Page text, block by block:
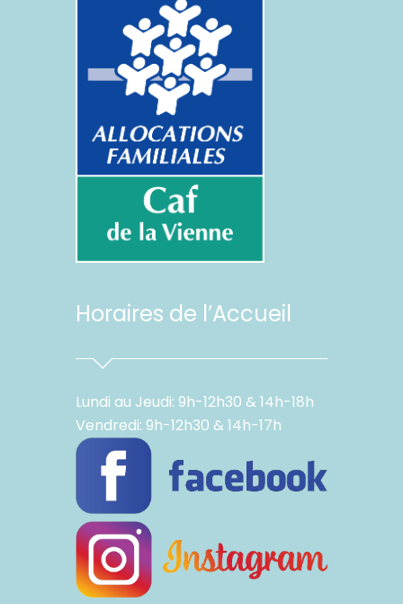
Horaires de l’Accueil
Lundi au Jeudi: 9h-12h30 & 14h-18h
Vendredi: 9h-12h30 & 14h-17h